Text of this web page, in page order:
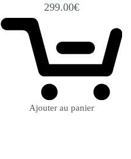
299.00€
Ajouter au panier